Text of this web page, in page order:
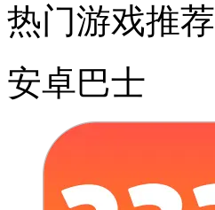
热门游戏推荐
安卓巴士